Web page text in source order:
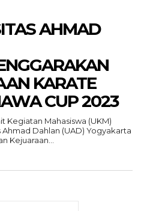
AHMAD
KARATE
CUP 2023
Kegiatan Mahasiswa (UKM)
Ahmad Dahlan (UAD) Yogyakarta
Kejuaraan...